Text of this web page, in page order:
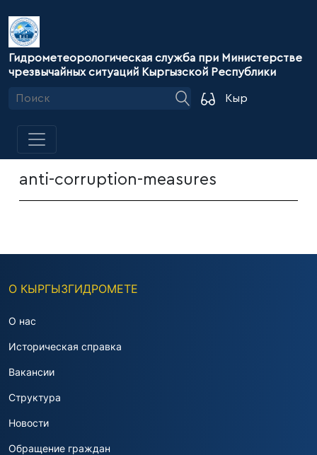
Гидрометеорологическая служба при Министерстве
чрезвычайных ситуаций Кыргызской Республики
Кыр
anti-corruption-measures
О КЫРГЫЗГИДРОМЕТЕ
О нас
Историческая справка
Вакансии
Структура
Новости
Обращение граждан